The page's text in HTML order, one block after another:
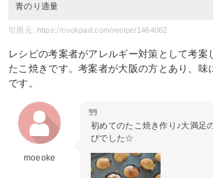
青のり適量
引用元: https://cookpad.com/recipe/1464062
レシピの考案者がアレルギー対策として考案
たこ焼きです。考案者が大阪の方とあり、味
です。
moeoke
初めてのたこ焼き作り♪大満足
びでした☆